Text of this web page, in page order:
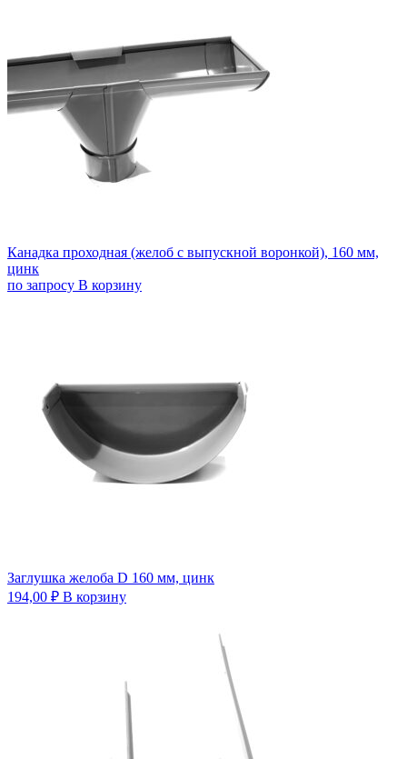
Канадка проходная (желоб с выпускной воронкой), 160 мм,
цинк
по запросу В корзину
Заглушка желоба D 160 мм, цинк
194,00 ₽ В корзину